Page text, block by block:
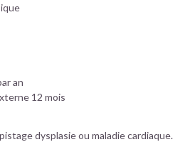
an
12 mois
dysplasie ou maladie cardiaque.